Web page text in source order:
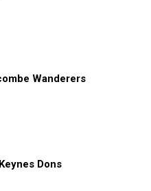
Wanderers
Dons